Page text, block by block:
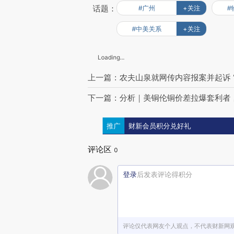
话题： #广州 +关注 #
#中美关系 +关注
Loading...
上一篇：农夫山泉就网传内容报案并起诉
下一篇：分析｜美铜伦铜价差拉爆套利者
推广 财新会员积分兑好礼
评论区 0
登录后发表评论得积分
评论仅代表网友个人观点，不代表财新网